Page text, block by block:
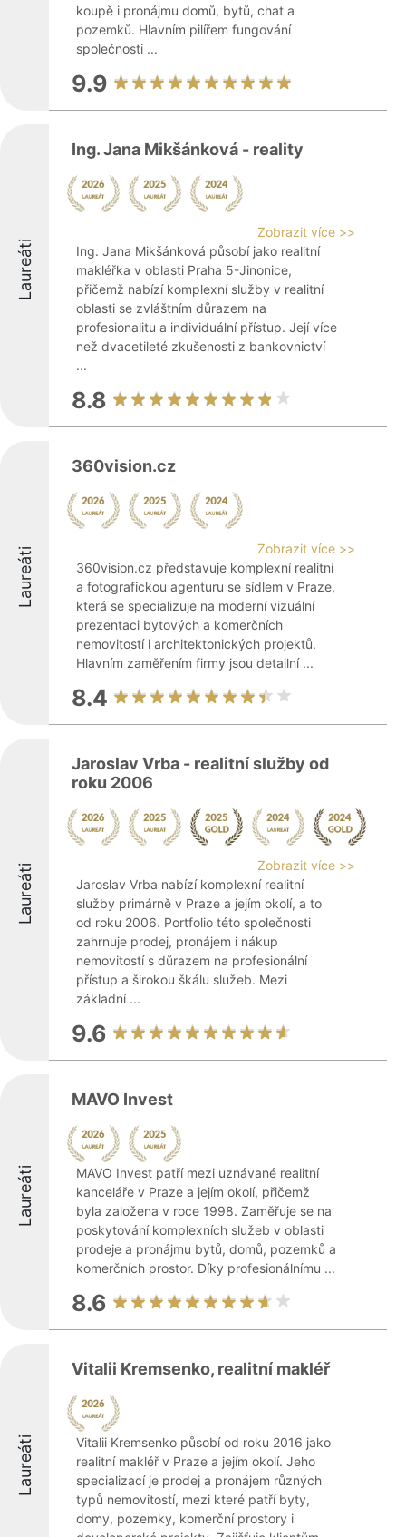
koupě i pronájmu domů, bytů, chat a
pozemků. Hlavním pilířem fungování
společnosti ...
9.9
Laureáti
Ing. Jana Mikšánková - reality
Zobrazit více >>
Ing. Jana Mikšánková působí jako realitní
makléřka v oblasti Praha 5-Jinonice,
přičemž nabízí komplexní služby v realitní
oblasti se zvláštním důrazem na
profesionalitu a individuální přístup. Její více
než dvacetileté zkušenosti z bankovnictví
...
8.8
Laureáti
360vision.cz
Zobrazit více >>
360vision.cz představuje komplexní realitní
a fotografickou agenturu se sídlem v Praze,
která se specializuje na moderní vizuální
prezentaci bytových a komerčních
nemovitostí i architektonických projektů.
Hlavním zaměřením firmy jsou detailní ...
8.4
Laureáti
Jaroslav Vrba - realitní služby od
roku 2006
Zobrazit více >>
Jaroslav Vrba nabízí komplexní realitní
služby primárně v Praze a jejím okolí, a to
od roku 2006. Portfolio této společnosti
zahrnuje prodej, pronájem i nákup
nemovitostí s důrazem na profesionální
přístup a širokou škálu služeb. Mezi
základní ...
9.6
Laureáti
MAVO Invest
MAVO Invest patří mezi uznávané realitní
kanceláře v Praze a jejím okolí, přičemž
byla založena v roce 1998. Zaměřuje se na
poskytování komplexních služeb v oblasti
prodeje a pronájmu bytů, domů, pozemků a
komerčních prostor. Díky profesionálnímu ...
8.6
Laureáti
Vitalii Kremsenko, realitní makléř
Vitalii Kremsenko působí od roku 2016 jako
realitní makléř v Praze a jejím okolí. Jeho
specializací je prodej a pronájem různých
typů nemovitostí, mezi které patří byty,
domy, pozemky, komerční prostory i